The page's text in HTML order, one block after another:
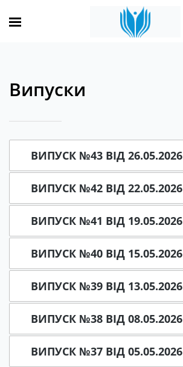
Випуски
ВИПУСК №43 ВІД 26.05.2026
ВИПУСК №42 ВІД 22.05.2026
ВИПУСК №41 ВІД 19.05.2026
ВИПУСК №40 ВІД 15.05.2026
ВИПУСК №39 ВІД 13.05.2026
ВИПУСК №38 ВІД 08.05.2026
ВИПУСК №37 ВІД 05.05.2026